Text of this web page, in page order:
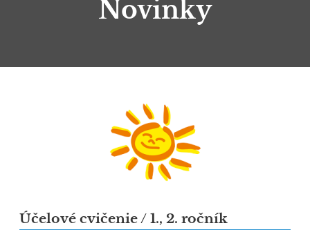
Novinky
Účelové cvičenie / 1., 2. ročník